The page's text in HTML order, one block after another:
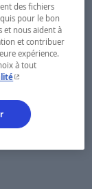
des fichiers
pour le bon
et nous aident à
et contribuer
expérience.
à tout
- Cet hyperlien